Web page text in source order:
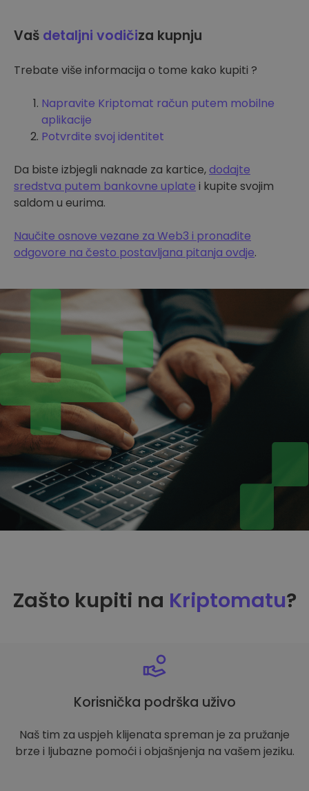
Vaš detaljni vodičiza kupnju
Trebate više informacija o tome kako kupiti ?
Napravite Kriptomat račun putem mobilne
aplikacije
Potvrdite svoj identitet
Da biste izbjegli naknade za kartice,dodajte
sredstva putem bankovne uplate i kupite svojim
saldom u eurima.
Naučite osnove vezane za Web3 i pronađite
odgovore na često postavljana pitanja ovdje.
Zašto kupiti na Kriptomatu?
Korisnička podrška uživo
Naš tim za uspjeh klijenata spreman je za pružanje
brze i ljubazne pomoći i objašnjenja na vašem jeziku.